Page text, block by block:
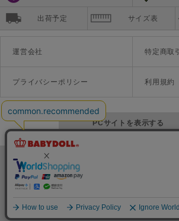
出荷予定 サイズ表
運営会社 特定商取
プライバシーポリシー 利用規約
PCサイトを表示する
©Disney ©Disney/Pixar ©Disney. Based on the "Winnie the Pooh" works